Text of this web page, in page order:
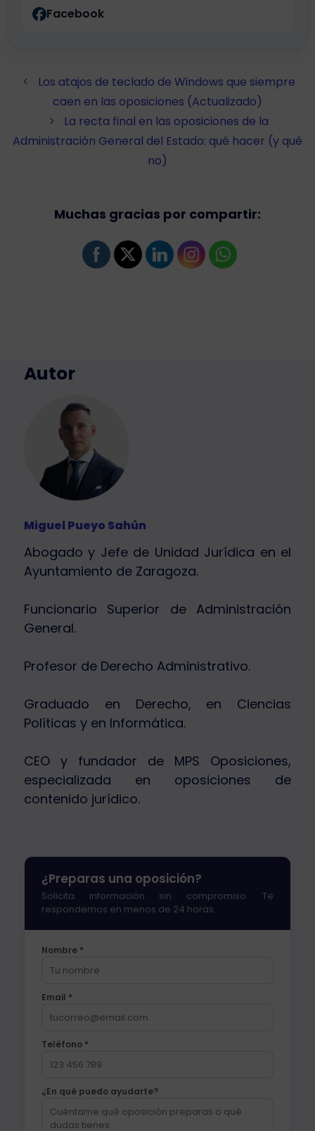
Facebook
Los atajos de teclado de Windows que siempre
caen en las oposiciones (Actualizado)
La recta final en las oposiciones de la
Administración General del Estado: qué hacer (y qué
no)
Muchas gracias por compartir:
Autor
Miguel Pueyo Sahún
Abogado y Jefe de Unidad Jurídica en el
Ayuntamiento de Zaragoza.
Funcionario Superior de Administración
General.
Profesor de Derecho Administrativo.
Graduado en Derecho, en Ciencias
Políticas y en Informática.
CEO y fundador de MPS Oposiciones,
especializada en oposiciones de
contenido jurídico.
¿Preparas una oposición?
Solicita información sin compromiso. Te
respondemos en menos de 24 horas.
Nombre *
Email *
Teléfono *
¿En qué puedo ayudarte?